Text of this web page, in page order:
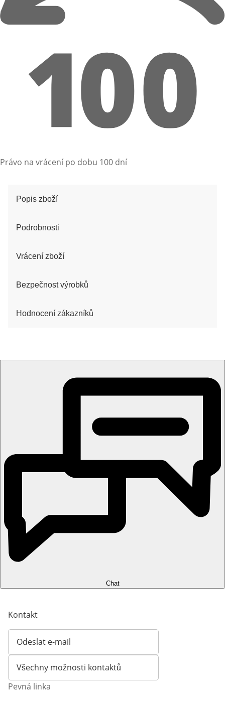
Právo na vrácení po dobu 100 dní
Popis zboží
Podrobnosti
Vrácení zboží
Bezpečnost výrobků
Hodnocení zákazníků
Chat
Kontakt
Odeslat e-mail
Otevírá e-mailového klienta
Všechny možnosti kontaktů
Pevná linka